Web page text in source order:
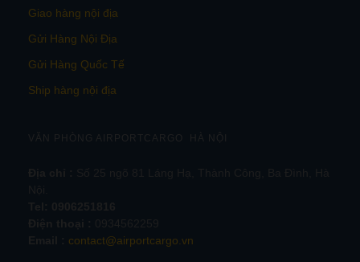
Giao hàng nội địa
Gửi Hàng Nội Địa
Gửi Hàng Quốc Tế
Ship hàng nội địa
VĂN PHÒNG AIRPORTCARGO HÀ NỘI
contact@airportcargo.vn